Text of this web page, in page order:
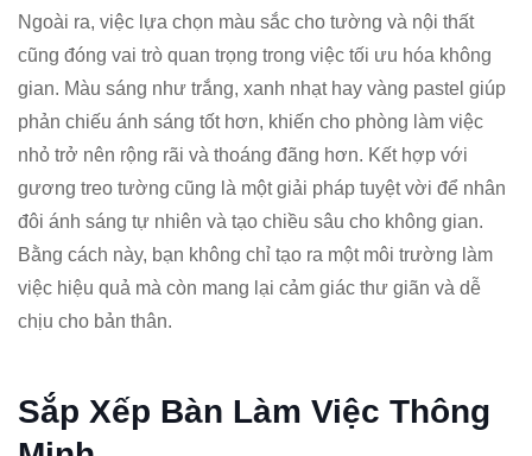
Ngoài ra, việc lựa chọn màu sắc cho tường và nội thất
cũng đóng vai trò quan trọng trong việc tối ưu hóa không
gian. Màu sáng như trắng, xanh nhạt hay vàng pastel giúp
phản chiếu ánh sáng tốt hơn, khiến cho phòng làm việc
nhỏ trở nên rộng rãi và thoáng đãng hơn. Kết hợp với
gương treo tường cũng là một giải pháp tuyệt vời để nhân
đôi ánh sáng tự nhiên và tạo chiều sâu cho không gian.
Bằng cách này, bạn không chỉ tạo ra một môi trường làm
việc hiệu quả mà còn mang lại cảm giác thư giãn và dễ
chịu cho bản thân.
Sắp Xếp Bàn Làm Việc Thông